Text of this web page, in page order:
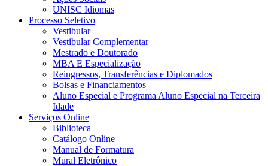
UNISC Idiomas
Processo Seletivo
Vestibular
Vestibular Complementar
Mestrado e Doutorado
MBA E Especialização
Reingressos, Transferências e Diplomados
Bolsas e Financiamentos
Aluno Especial e Programa Aluno Especial na Terceira
Idade
Serviços Online
Biblioteca
Catálogo Online
Manual de Formatura
Mural Eletrônico